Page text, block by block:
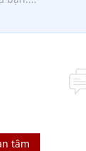
tâm